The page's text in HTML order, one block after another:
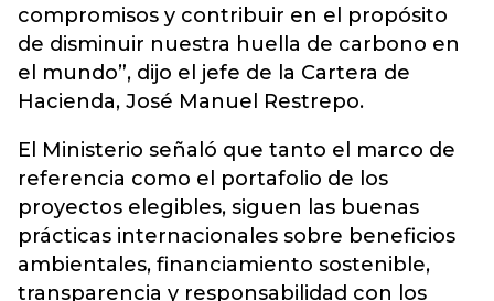
compromisos y contribuir en el propósito
de disminuir nuestra huella de carbono en
el mundo”, dijo el jefe de la Cartera de
Hacienda, José Manuel Restrepo.
El Ministerio señaló que tanto el marco de
referencia como el portafolio de los
proyectos elegibles, siguen las buenas
prácticas internacionales sobre beneficios
ambientales, financiamiento sostenible,
transparencia y responsabilidad con los